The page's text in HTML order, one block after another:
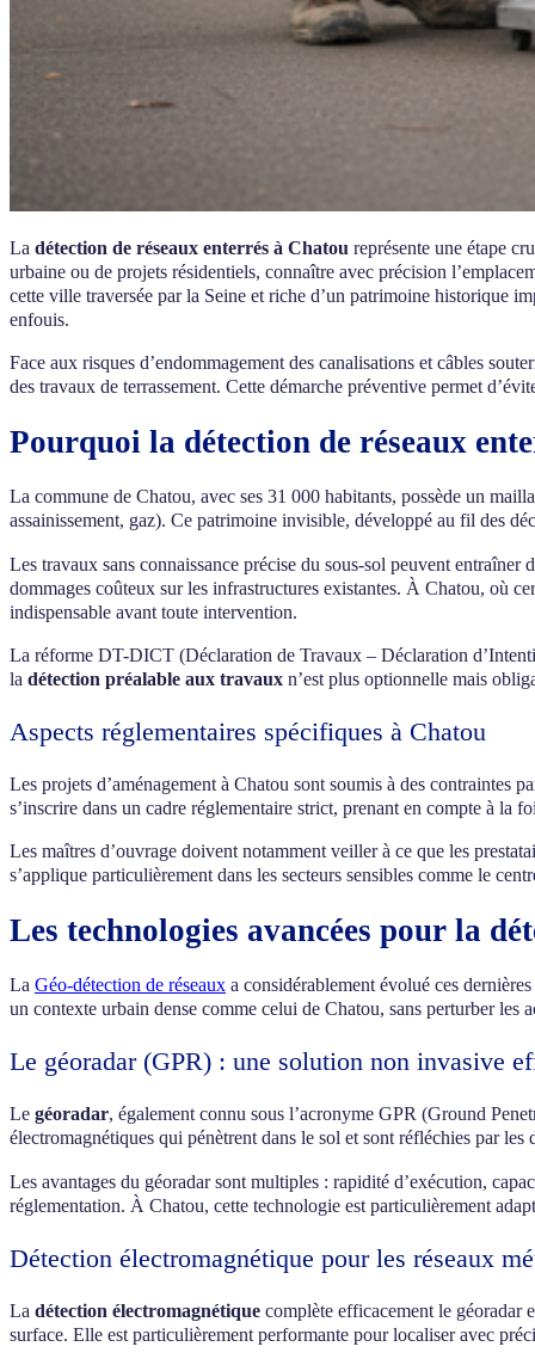
La détection de réseaux enterrés à Chatou représente une étape
urbaine ou de projets résidentiels, connaître avec précision
cette ville traversée par la Seine et riche d’un patrimoine historique
enfouis.
Face aux risques d’endommagement des canalisations et câbles
des travaux de terrassement. Cette démarche préventive permet
Pourquoi la détection de réseaux
La commune de Chatou, avec ses 31 000 habitants, possède un
assainissement, gaz). Ce patrimoine invisible, développé au fil des
Les travaux sans connaissance précise du sous-sol peuvent
dommages coûteux sur les infrastructures existantes. À Chatou, où
indispensable avant toute intervention.
La réforme DT-DICT (Déclaration de Travaux – Déclaration
la détection préalable aux travaux n’est plus optionnelle mais
Aspects réglementaires spécifiques à Chatou
Les projets d’aménagement à Chatou sont soumis à des contraintes
s’inscrire dans un cadre réglementaire strict, prenant en compte à la
Les maîtres d’ouvrage doivent notamment veiller à ce que les
s’applique particulièrement dans les secteurs sensibles comme le
Les technologies avancées pour la
La Géo-détection de réseaux a considérablement évolué ces
un contexte urbain dense comme celui de Chatou, sans perturber
Le géoradar (GPR) : une solution non invasive
Le géoradar, également connu sous l’acronyme GPR (Ground
électromagnétiques qui pénètrent dans le sol et sont réfléchies par
Les avantages du géoradar sont multiples : rapidité d’exécution,
réglementation. À Chatou, cette technologie est particulièrement
Détection électromagnétique pour les réseaux
La détection électromagnétique complète efficacement le géoradar
surface. Elle est particulièrement performante pour localiser avec